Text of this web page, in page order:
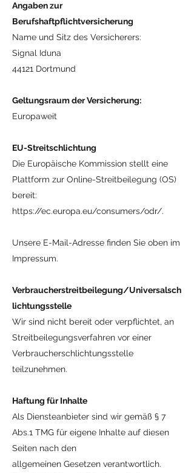
Angaben zur
Berufshaftpflichtversicherung
Name und Sitz des Versicherers:
Signal Iduna
44121 Dortmund
Geltungsraum der Versicherung:
Europaweit
EU-Streitschlichtung
Die Europäische Kommission stellt eine
Plattform zur Online-Streitbeilegung (OS)
bereit:
https://ec.europa.eu/consumers/odr/.
Unsere E-Mail-Adresse finden Sie oben im
Impressum.
Verbraucherstreitbeilegung/Universalsch
lichtungsstelle
Wir sind nicht bereit oder verpflichtet, an
Streitbeilegungsverfahren vor einer
Verbraucherschlichtungsstelle
teilzunehmen.
Haftung für Inhalte
Als Diensteanbieter sind wir gemäß § 7
Abs.1 TMG für eigene Inhalte auf diesen
Seiten nach den
allgemeinen Gesetzen verantwortlich.